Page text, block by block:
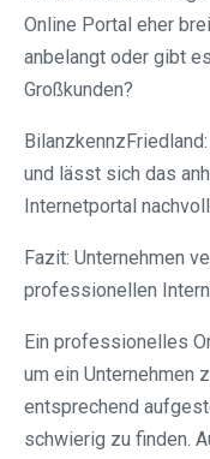
Online Portal eher
anbelangt oder gibt
Großkunden?
und lässt sich das
Internetportal
Fazit: Unternehmen
professionellen
Ein professionelles
um ein Unternehmen
entsprechend
schwierig zu finden.